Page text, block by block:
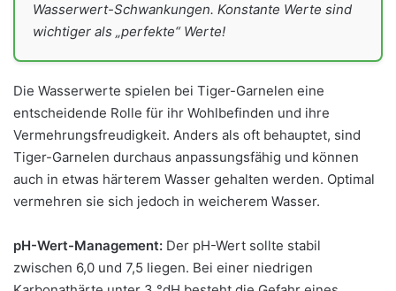
Wasserwert-Schwankungen. Konstante Werte sind
wichtiger als „perfekte“ Werte!
Die Wasserwerte spielen bei Tiger-Garnelen eine
entscheidende Rolle für ihr Wohlbefinden und ihre
Vermehrungsfreudigkeit. Anders als oft behauptet, sind
Tiger-Garnelen durchaus anpassungsfähig und können
auch in etwas härterem Wasser gehalten werden. Optimal
vermehren sie sich jedoch in weicherem Wasser.
pH-Wert-Management: Der pH-Wert sollte stabil
zwischen 6,0 und 7,5 liegen. Bei einer niedrigen